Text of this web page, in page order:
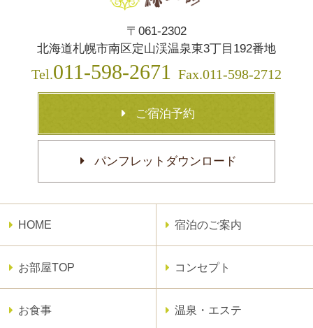
〒061-2302
北海道札幌市南区定山渓温泉東3丁目192番地
Tel.011-598-2671 Fax.011-598-2712
ご宿泊予約
パンフレットダウンロード
HOME 宿泊のご案内
お部屋TOP コンセプト
お食事 温泉・エステ